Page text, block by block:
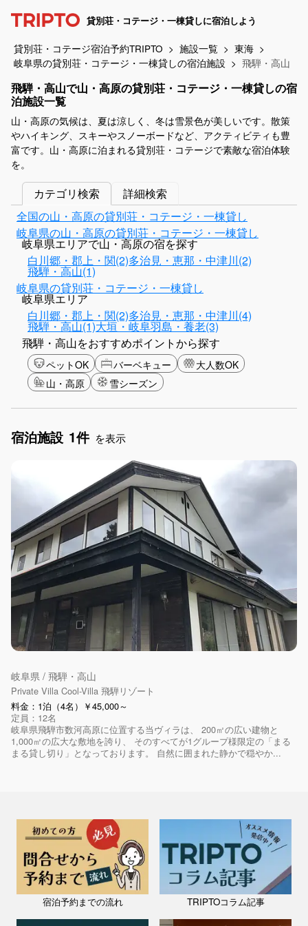
貸別荘・コテージ・一棟貸しに宿泊しよう
貸別荘・コテージ宿泊予約TRIPTO 施設一覧
東海
岐阜県の貸別荘・コテージ・一棟貸しの宿泊施設
飛騨・高山
飛騨・高山で山・高原の貸別荘・コテージ・一棟貸しの宿
泊施設一覧
山・高原の気候は、夏は涼しく、冬は雪景色が美しいです。散策
やハイキング、スキーやスノーボードなど、アクティビティも豊
富です。山・高原に泊まれる貸別荘・コテージで素敵な宿泊体験
を。
カテゴリ検索
詳細検索
全国の山・高原の貸別荘・コテージ・一棟貸し
岐阜県の山・高原の貸別荘・コテージ・一棟貸し
岐阜県エリアで山・高原の宿を探す
白川郷・郡上・関(2)多治見・恵那・中津川(2)
飛騨・高山(1)
岐阜県の貸別荘・コテージ・一棟貸し
岐阜県エリア
白川郷・郡上・関(2)多治見・恵那・中津川(4)
飛騨・高山(1)大垣・岐阜羽島・養老(3)
飛騨・高山をおすすめポイントから探す
ペットOK バーベキュー
大人数OK
山・高原
雪シーズン
宿泊施設 1件 を表示
岐阜県 / 飛騨・高山
Private Villa Cool-Villa 飛騨リゾート
料金：1泊（4名）￥45,000～
定員：12名
岐阜県飛騨市数河高原に位置する当ヴィラは、 200㎡の広い建物と
1,000㎡の広大な敷地を誇り、 そのすべてが1グループ様限定の「まる
まる貸し切り」となっております。 自然に囲まれた静かで穏やか...
宿泊予約までの流れ TRIPTOコラム記事